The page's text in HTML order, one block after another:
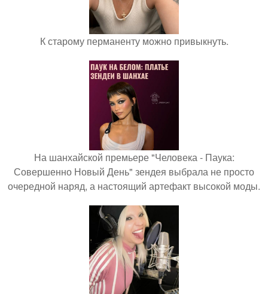
К старому перманенту можно привыкнуть.
На шанхайской премьере "Человека - Паука:
Совершенно Новый День" зендея выбрала не просто
очередной наряд, а настоящий артефакт высокой моды.